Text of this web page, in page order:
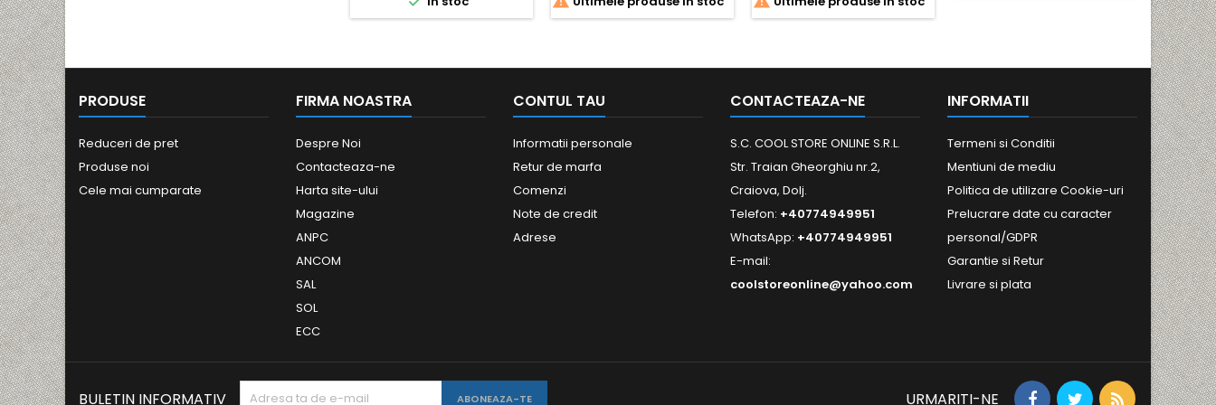
PRODUSE
Reduceri de pret
Produse noi
Cele mai cumparate
FIRMA NOASTRA
Despre Noi
Contacteaza-ne
Harta site-ului
Magazine
ANPC
ANCOM
SAL
SOL
ECC
CONTUL TAU
Informatii personale
Retur de marfa
Comenzi
Note de credit
Adrese
CONTACTEAZA-NE
S.C. COOL STORE ONLINE S.R.L.
Str. Traian Gheorghiu nr.2,
Craiova, Dolj.
Telefon: +40774949951
WhatsApp: +40774949951
E-mail:
coolstoreonline@yahoo.com
INFORMATII
Termeni si Conditii
Mentiuni de mediu
Politica de utilizare Cookie-uri
Prelucrare date cu caracter
personal/GDPR
Garantie si Retur
Livrare si plata
BULETIN INFORMATIV URMARITI-NE